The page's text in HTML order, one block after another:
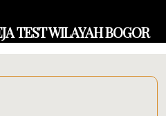
TEST WILAYAH BOGOR